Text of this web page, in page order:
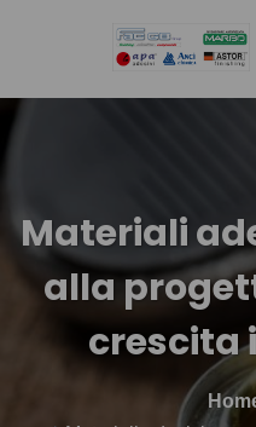
RETE DI VENDITA
TECNOLOGIA
Materiali
alla
crescita